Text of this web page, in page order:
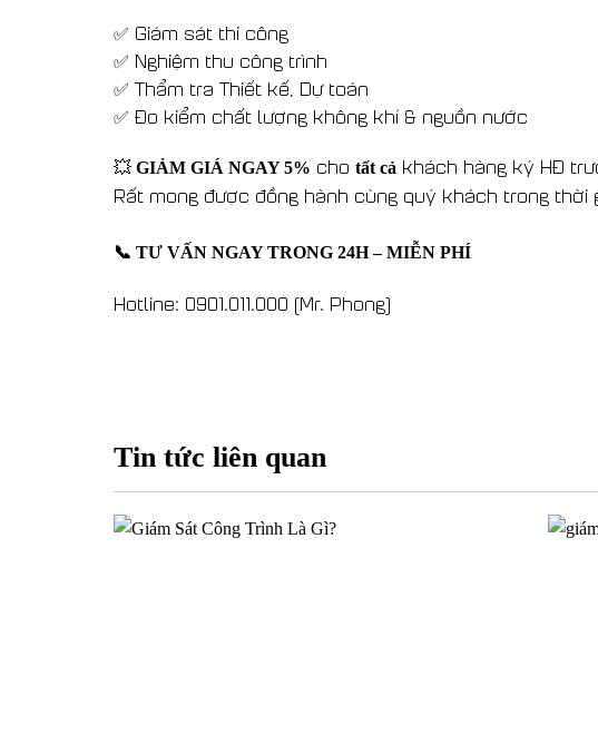
✅ Giám sát thi công
✅ Nghiệm thu công trình
✅ Thẩm tra Thiết kế, Dự toán
✅ Đo kiểm chất lượng không khí & nguồn nước
💥 GIẢM GIÁ NGAY 5% cho tất cả khách hàng ký HĐ
Rất mong được đồng hành cùng quý khách trong thời
📞 TƯ VẤN NGAY TRONG 24H – MIỄN PHÍ
Hotline: 0901.011.000 (Mr. Phong)
Tin tức liên quan